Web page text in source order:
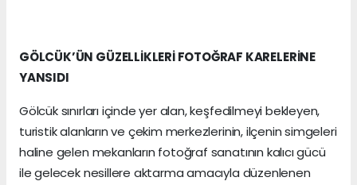
GÖLCÜK’ÜN GÜZELLİKLERİ FOTOĞRAF KARELERİNE
YANSIDI
Gölcük sınırları içinde yer alan, keşfedilmeyi bekleyen,
turistik alanların ve çekim merkezlerinin, ilçenin simgeleri
haline gelen mekanların fotoğraf sanatının kalıcı gücü
ile gelecek nesillere aktarma amacıyla düzenlenen